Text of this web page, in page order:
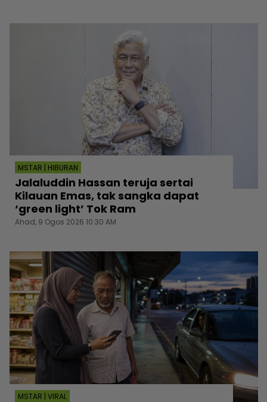
MSTAR | HIBURAN
Jalaluddin Hassan teruja sertai
Kilauan Emas, tak sangka dapat
‘green light’ Tok Ram
Ahad, 9 Ogos 2026 10:30 AM
MSTAR | VIRAL